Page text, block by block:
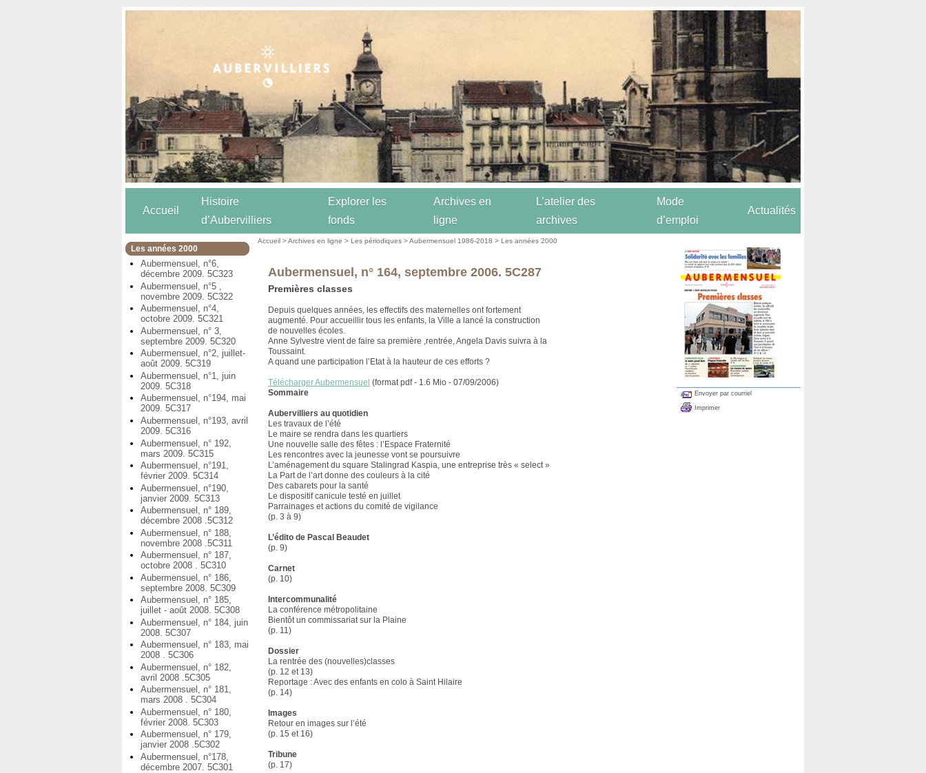
Accueil
Histoire
d’Aubervilliers
Explorer les
fonds
Archives en
ligne
L’atelier des
archives
Mode
d’emploi
Actualités
Les années 2000
Aubermensuel, n°6,
décembre 2009. 5C323
Aubermensuel, n°5 ,
novembre 2009. 5C322
Aubermensuel, n°4,
octobre 2009. 5C321
Aubermensuel, n° 3,
septembre 2009. 5C320
Aubermensuel, n°2, juillet-
août 2009. 5C319
Aubermensuel, n°1, juin
2009. 5C318
Aubermensuel, n°194, mai
2009. 5C317
Aubermensuel, n°193, avril
2009. 5C316
Aubermensuel, n° 192,
mars 2009. 5C315
Aubermensuel, n°191,
février 2009. 5C314
Aubermensuel, n°190,
janvier 2009. 5C313
Aubermensuel, n° 189,
décembre 2008 .5C312
Aubermensuel, n° 188,
novembre 2008 .5C311
Aubermensuel, n° 187,
octobre 2008 . 5C310
Aubermensuel, n° 186,
septembre 2008. 5C309
Aubermensuel, n° 185,
juillet - août 2008. 5C308
Aubermensuel, n° 184, juin
2008. 5C307
Aubermensuel, n° 183, mai
2008 . 5C306
Aubermensuel, n° 182,
avril 2008 .5C305
Aubermensuel, n° 181,
mars 2008 . 5C304
Aubermensuel, n° 180,
février 2008. 5C303
Aubermensuel, n° 179,
janvier 2008 .5C302
Aubermensuel, n°178,
décembre 2007. 5C301
Accueil >Archives en ligne >Les périodiques >Aubermensuel 1986-2018 >Les années 2000
Aubermensuel, n° 164, septembre 2006. 5C287
Premières classes
Depuis quelques années, les effectifs des maternelles ont fortement
augmenté. Pour accueillir tous les enfants, la Ville a lancé la construction
de nouvelles écoles.
Anne Sylvestre vient de faire sa première ,rentrée, Angela Davis suivra à la
Toussaint.
A quand une participation l’Etat à la hauteur de ces efforts ?
Télécharger Aubermensuel (format pdf - 1.6 Mio - 07/09/2006)
Sommaire
Aubervilliers au quotidien
Les travaux de l’été
Le maire se rendra dans les quartiers
Une nouvelle salle des fêtes : l’Espace Fraternité
Les rencontres avec la jeunesse vont se poursuivre
L’aménagement du square Stalingrad Kaspia, une entreprise très « select »
La Part de l’art donne des couleurs à la cité
Des cabarets pour la santé
Le dispositif canicule testé en juillet
Parrainages et actions du comité de vigilance
(p. 3 à 9)
L’édito de Pascal Beaudet
(p. 9)
Carnet
(p. 10)
Intercommunalité
La conférence métropolitaine
Bientôt un commissariat sur la Plaine
(p. 11)
Dossier
La rentrée des (nouvelles)classes
(p. 12 et 13)
Reportage : Avec des enfants en colo à Saint Hilaire
(p. 14)
Images
Retour en images sur l’été
(p. 15 et 16)
Tribune
(p. 17)
Envoyer par courriel
Imprimer